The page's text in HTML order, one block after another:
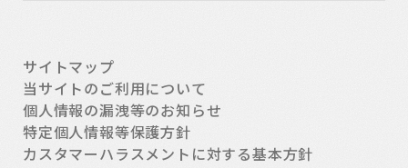
サイトマップ
当サイトのご利用について
個人情報の漏洩等のお知らせ
特定個人情報等保護方針
カスタマーハラスメントに対する基本方針